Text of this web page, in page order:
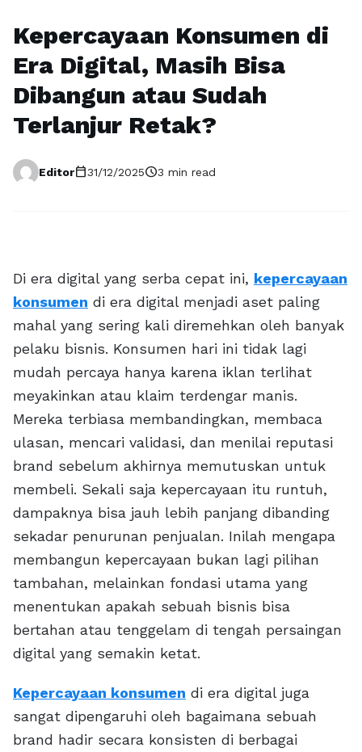
Kepercayaan Konsumen di
Era Digital, Masih Bisa
Dibangun atau Sudah
Terlanjur Retak?
Editorcalendar_today31/12/2025schedule3 min read
Di era digital yang serba cepat ini, kepercayaan
konsumen di era digital menjadi aset paling
mahal yang sering kali diremehkan oleh banyak
pelaku bisnis. Konsumen hari ini tidak lagi
mudah percaya hanya karena iklan terlihat
meyakinkan atau klaim terdengar manis.
Mereka terbiasa membandingkan, membaca
ulasan, mencari validasi, dan menilai reputasi
brand sebelum akhirnya memutuskan untuk
membeli. Sekali saja kepercayaan itu runtuh,
dampaknya bisa jauh lebih panjang dibanding
sekadar penurunan penjualan. Inilah mengapa
membangun kepercayaan bukan lagi pilihan
tambahan, melainkan fondasi utama yang
menentukan apakah sebuah bisnis bisa
bertahan atau tenggelam di tengah persaingan
digital yang semakin ketat.
Kepercayaan konsumen di era digital juga
sangat dipengaruhi oleh bagaimana sebuah
brand hadir secara konsisten di berbagai